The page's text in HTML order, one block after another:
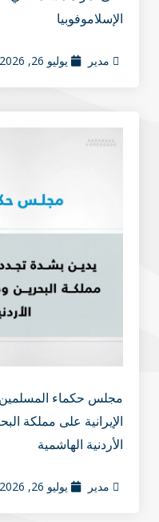
الإسلاموفوبيا
مدير يوليو 26, 2026
مجلس حكماء المسلمين
الإيرانية على مملكة
الأردنية الهاشمية
مدير يوليو 26, 2026